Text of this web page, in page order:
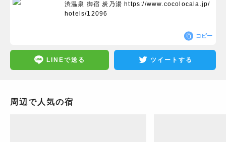
渋温泉 御宿 炭乃湯 https://www.cocolocala.jp/
hotels/12096
コピー
LINEで送る ツイートする
周辺で人気の宿